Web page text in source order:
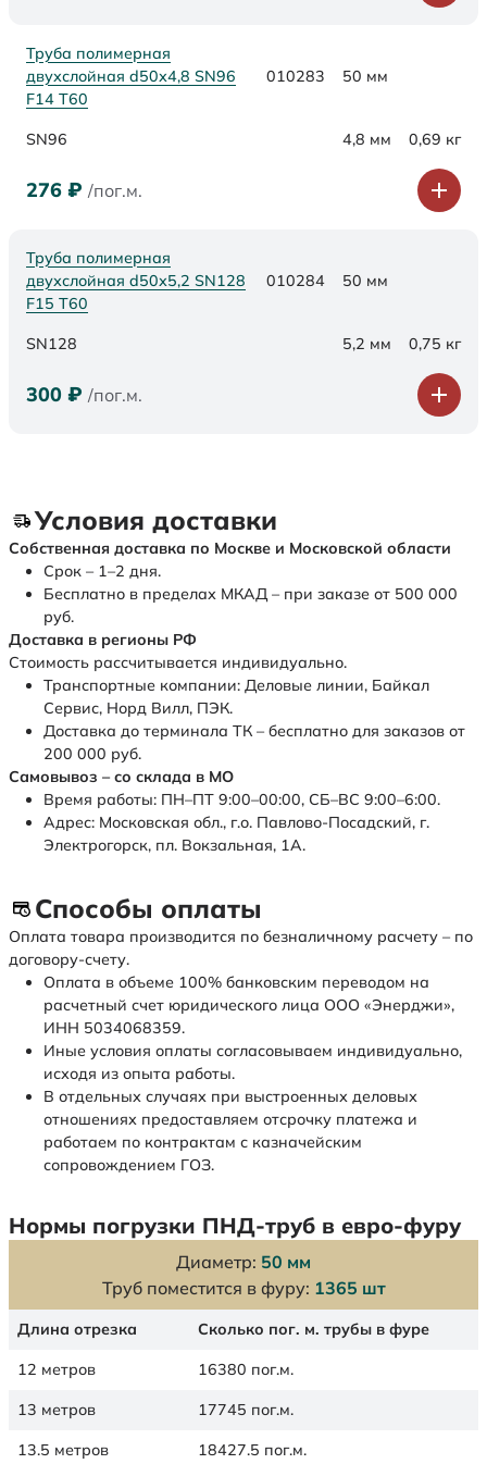
Труба полимерная
двухслойная d50х4,8 SN96
F14 Т60
010283 50 мм
SN96 4,8 мм 0,69 кг
276 ₽ /пог.м.
Труба полимерная
двухслойная d50х5,2 SN128
F15 Т60
010284 50 мм
SN128 5,2 мм 0,75 кг
300 ₽ /пог.м.
Условия доставки
Собственная доставка по Москве и Московской области
Срок – 1–2 дня.
Бесплатно в пределах МКАД – при заказе от 500 000
руб.
Доставка в регионы РФ
Стоимость рассчитывается индивидуально.
Транспортные компании: Деловые линии, Байкал
Сервис, Норд Вилл, ПЭК.
Доставка до терминала ТК – бесплатно для заказов от
200 000 руб.
Самовывоз – со склада в МО
Время работы: ПН–ПТ 9:00–00:00, СБ–ВС 9:00–6:00.
Адрес: Московская обл., г.о. Павлово-Посадский, г.
Электрогорск, пл. Вокзальная, 1А.
Способы оплаты
Оплата товара производится по безналичному расчету – по
договору-счету.
Оплата в объеме 100% банковским переводом на
расчетный счет юридического лица ООО «Энерджи»,
ИНН 5034068359.
Иные условия оплаты согласовываем индивидуально,
исходя из опыта работы.
В отдельных случаях при выстроенных деловых
отношениях предоставляем отсрочку платежа и
работаем по контрактам с казначейским
сопровождением ГОЗ.
Нормы погрузки ПНД-труб в евро-фуру
Диаметр: 50 мм
Труб поместится в фуру: 1365 шт
Длина отрезка Сколько пог. м. трубы в фуре
12 метров 16380 пог.м.
13 метров 17745 пог.м.
13.5 метров 18427.5 пог.м.